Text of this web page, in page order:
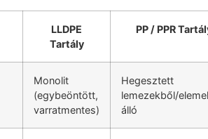
LLDPE
Tartály
PP / PPR
Monolit
(egybeöntött,
varratmentes)
Hegesztett
lemezekből/
álló